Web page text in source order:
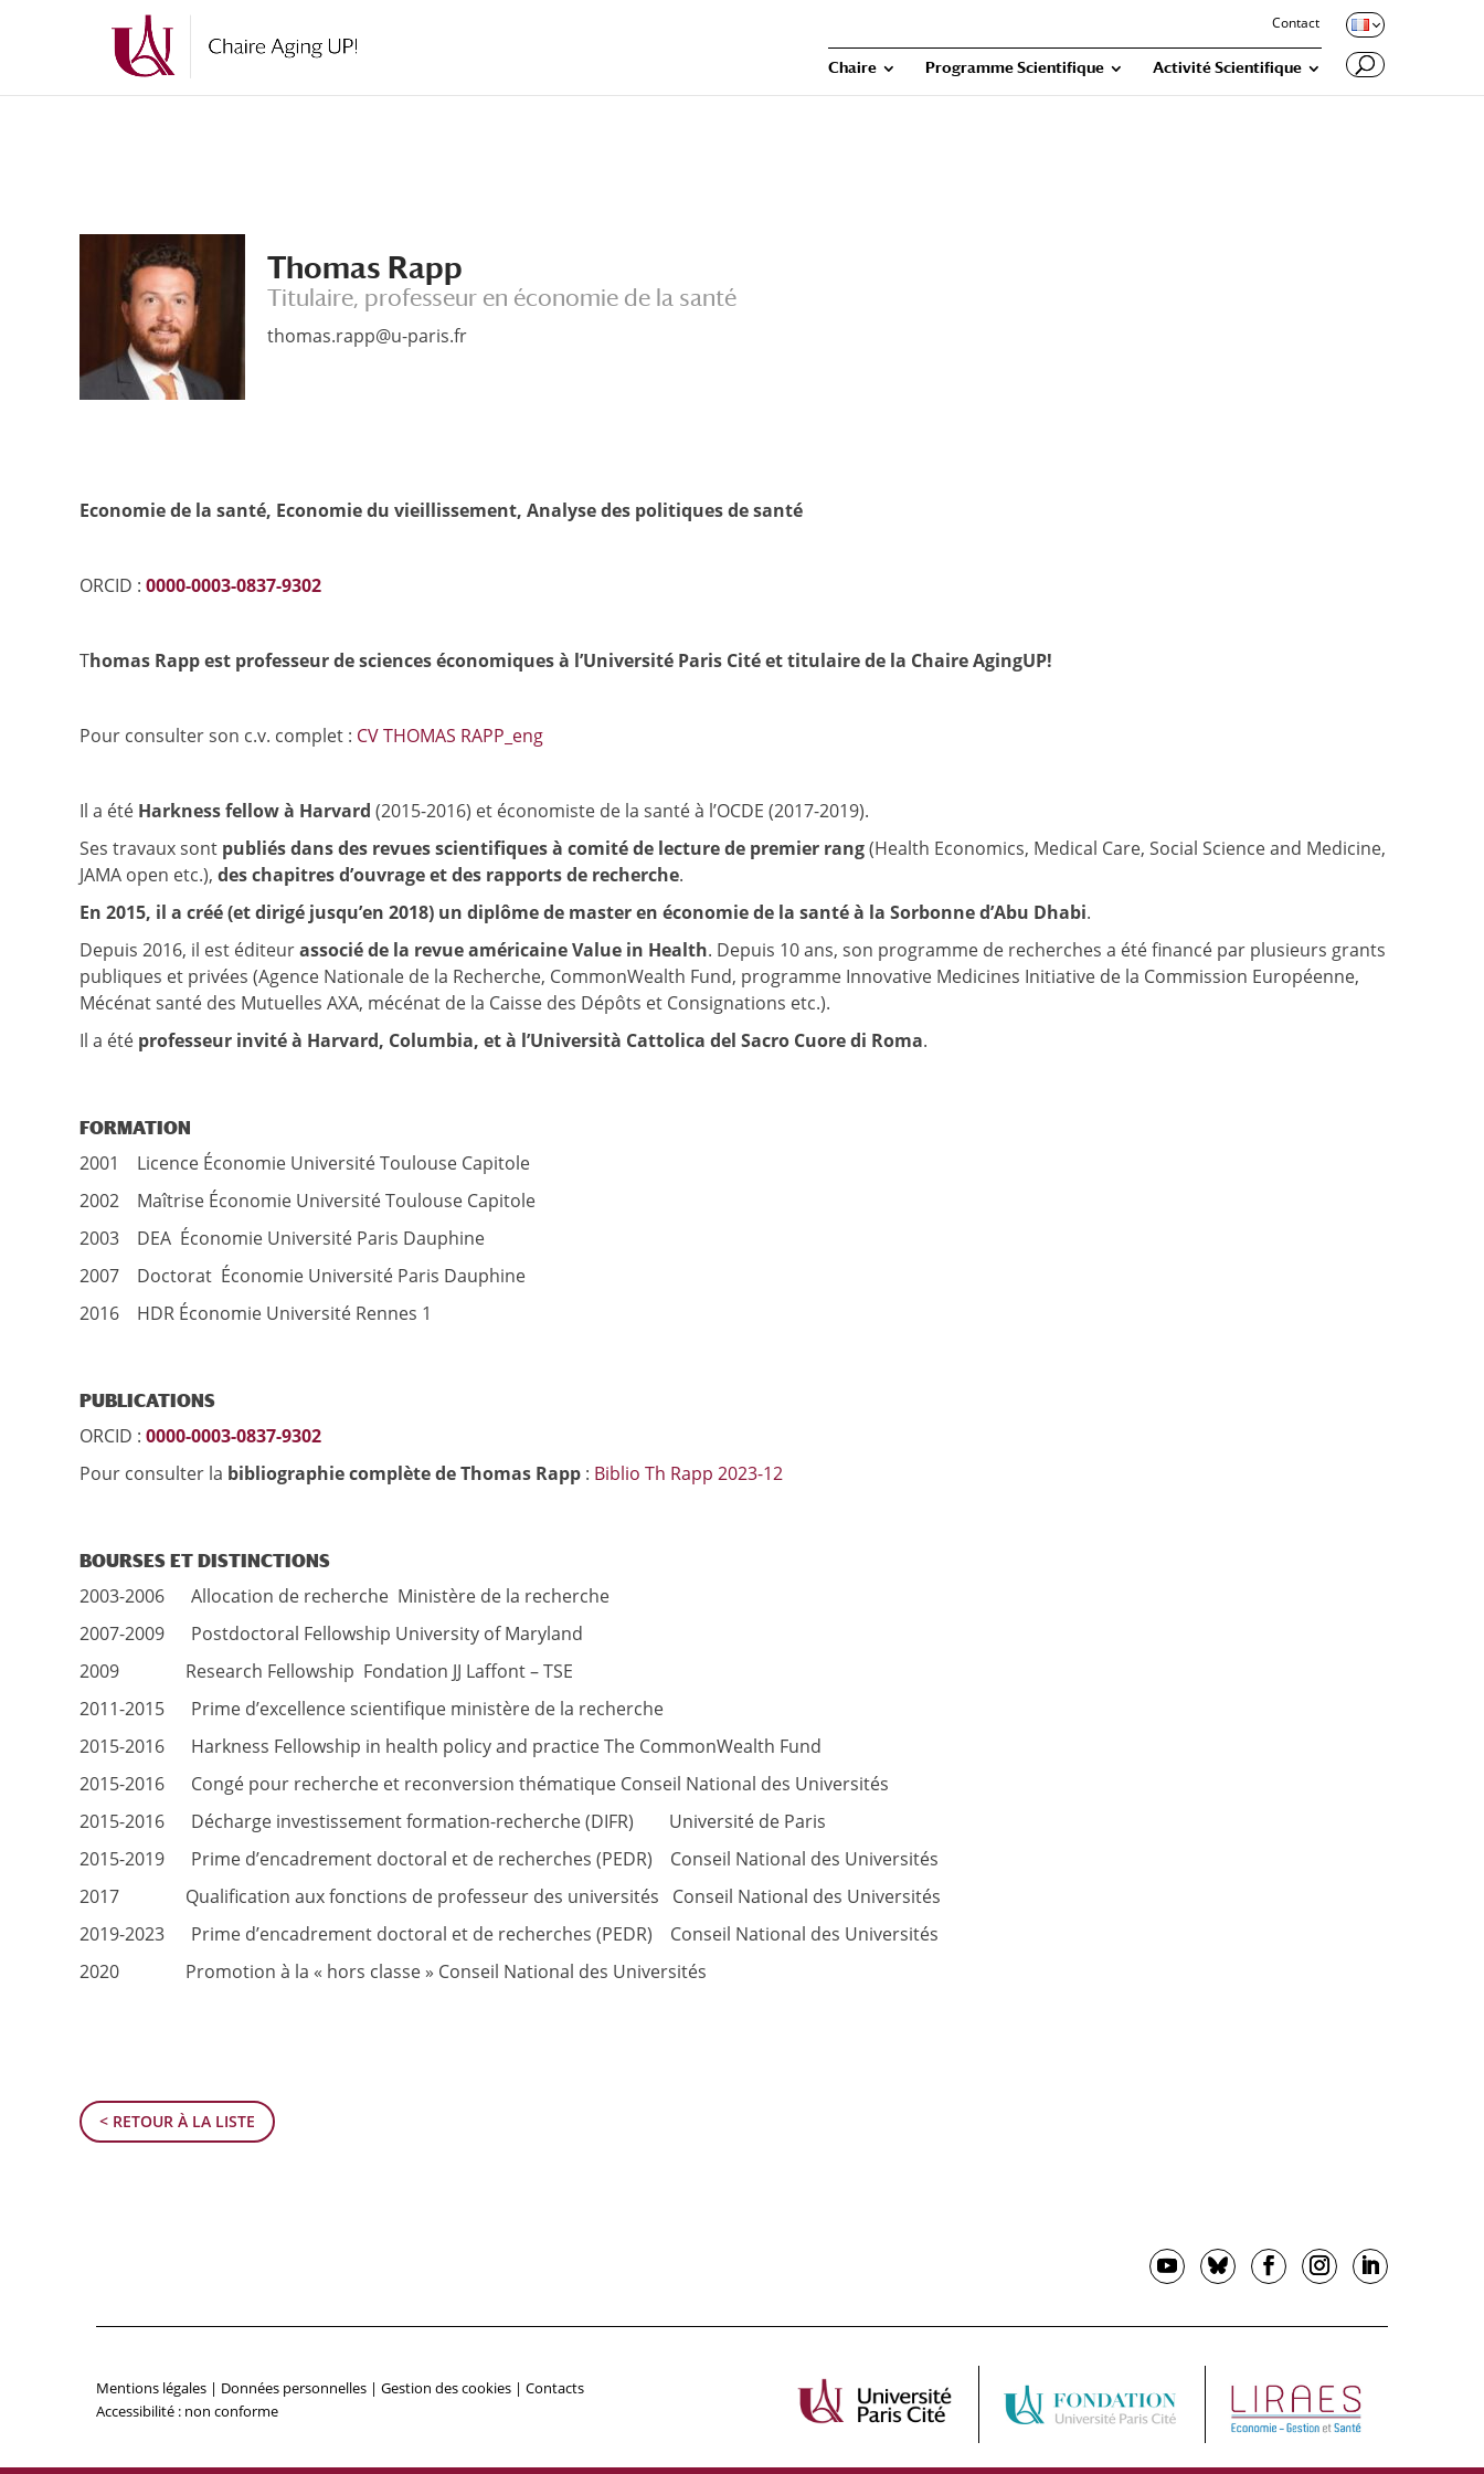
principal
navigation
Contact
Chaire Programme Scientifique Activité Scientifique
< RETOUR À LA LISTE
Thomas Rapp
Titulaire, professeur en économie de la santé
thomas.rapp@u-paris.fr
Economie de la santé, Economie du vieillissement, Analyse des politiques de santé
ORCID : 0000-0003-0837-9302
Thomas Rapp est professeur de sciences économiques à l’Université Paris Cité et titulaire de la Chaire AgingUP!
Pour consulter son c.v. complet : CV THOMAS RAPP_eng
Il a été Harkness fellow à Harvard (2015-2016) et économiste de la santé à l’OCDE (2017-2019).
Ses travaux sont publiés dans des revues scientifiques à comité de lecture de premier rang(Health Economics, Medical Care, Social Science and Medicine,
JAMA open etc.), des chapitres d’ouvrage et des rapports de recherche.
En 2015, il a créé (et dirigé jusqu’en 2018) un diplôme de master en économie de la santé à la Sorbonne d’Abu Dhabi.
Depuis 2016, il est éditeurassocié de la revue américaine Value in Health. Depuis 10 ans, son programme de recherches a été financé par plusieurs grants
publiques et privées (Agence Nationale de la Recherche, CommonWealth Fund, programme Innovative Medicines Initiative de la Commission Européenne,
Mécénat santé des Mutuelles AXA, mécénat de la Caisse des Dépôts et Consignations etc.).
Il a été professeur invité à Harvard, Columbia, et à l’Università Cattolica del Sacro Cuore di Roma.
FORMATION
2001 Licence Économie Université Toulouse Capitole
2002 Maîtrise Économie Université Toulouse Capitole
2003 DEA Économie Université Paris Dauphine
2007 Doctorat Économie Université Paris Dauphine
2016 HDR Économie Université Rennes 1
PUBLICATIONS
ORCID : 0000-0003-0837-9302
Pour consulter la bibliographie complète de Thomas Rapp : Biblio Th Rapp 2023-12
BOURSES ET DISTINCTIONS
2003-2006 Allocation de recherche Ministère de la recherche
2007-2009 Postdoctoral Fellowship University of Maryland
2009 Research Fellowship Fondation JJ Laffont – TSE
2011-2015 Prime d’excellence scientifique ministère de la recherche
2015-2016 Harkness Fellowship in health policy and practice The CommonWealth Fund
2015-2016 Congé pour recherche et reconversion thématique Conseil National des Universités
2015-2016 Décharge investissement formation-recherche (DIFR) Université de Paris
2015-2019 Prime d’encadrement doctoral et de recherches (PEDR) Conseil National des Universités
2017 Qualification aux fonctions de professeur des universités Conseil National des Universités
2019-2023 Prime d’encadrement doctoral et de recherches (PEDR) Conseil National des Universités
2020 Promotion à la « hors classe » Conseil National des Universités
Mentions légales | Données personnelles | Gestion des cookies | Contacts
Accessibilité : non conforme